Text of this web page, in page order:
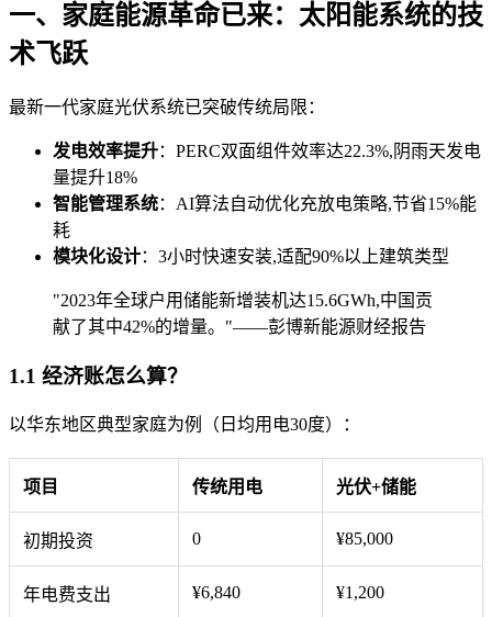
一、家庭能源革命已来：太阳能系统的技
术飞跃
最新一代家庭光伏系统已突破传统局限：
发电效率提升：PERC双面组件效率达22.3%,阴雨天发电
量提升18%
智能管理系统：AI算法自动优化充放电策略,节省15%能
耗
模块化设计：3小时快速安装,适配90%以上建筑类型
"2023年全球户用储能新增装机达15.6GWh,中国贡
献了其中42%的增量。"——彭博新能源财经报告
1.1 经济账怎么算？
以华东地区典型家庭为例（日均用电30度）：
项目 传统用电 光伏+储能
初期投资 0 ¥85,000
年电费支出 ¥6,840 ¥1,200